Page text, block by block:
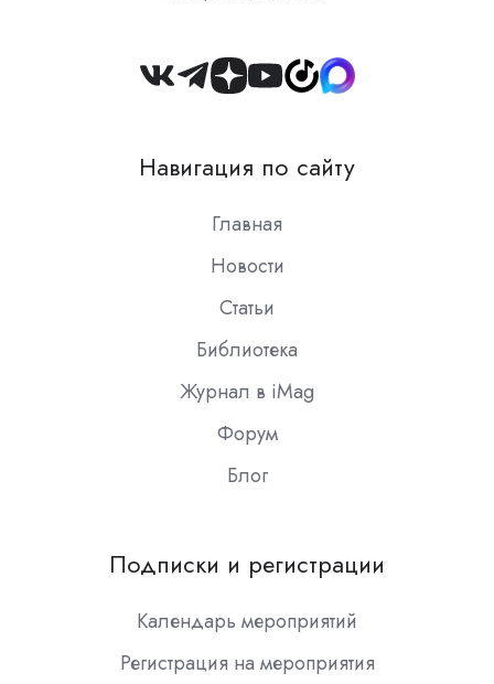
Join
Slack
Навигация по сайту
Главная
Новости
Статьи
Библиотека
Журнал в iMag
Форум
Блог
Подписки и регистрации
Календарь мероприятий
Регистрация на мероприятия